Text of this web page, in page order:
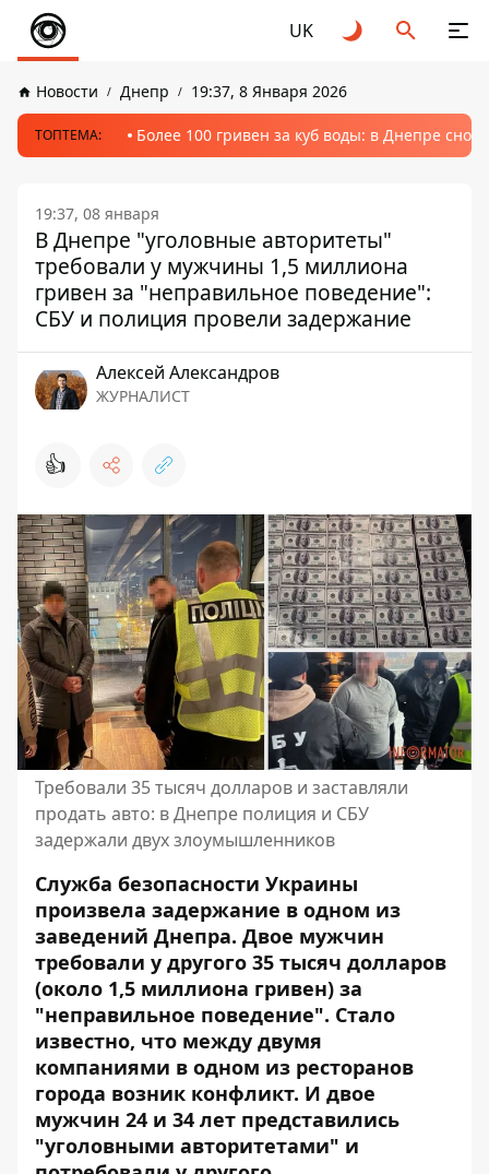
UK
Новости Днепр 19:37, 8 Января 2026
ТОПТЕМА: Более 100 гривен за куб воды: в Днепре
19:37, 08 января
В Днепре "уголовные авторитеты"
требовали у мужчины 1,5 миллиона
гривен за "неправильное поведение":
СБУ и полиция провели задержание
Алексей Александров
ЖУРНАЛИСТ
👍
Требовали 35 тысяч долларов и заставляли
продать авто: в Днепре полиция и СБУ
задержали двух злоумышленников
Служба безопасности Украины
произвела задержание в одном из
заведений Днепра. Двое мужчин
требовали у другого 35 тысяч долларов
(около 1,5 миллиона гривен) за
"неправильное поведение". Стало
известно, что между двумя
компаниями в одном из ресторанов
города возник конфликт. И двое
мужчин 24 и 34 лет представились
"уголовными авторитетами" и